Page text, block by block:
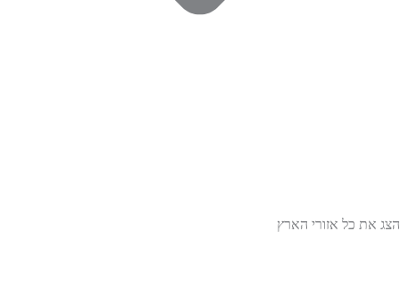
הצג את כל אזורי הארץ